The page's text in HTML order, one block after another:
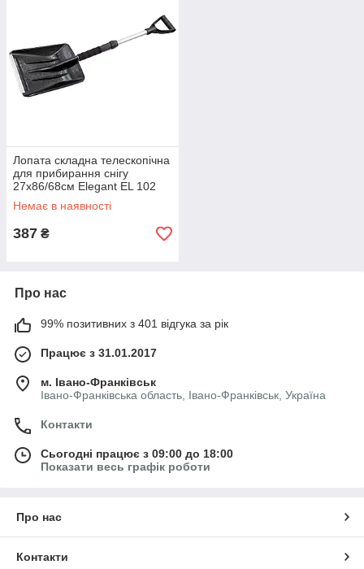
Лопата складна телескопічна
для прибирання снігу
27х86/68см Elegant EL 102
848
Немає в наявності
387 ₴
Про нас
99% позитивних з 401 відгука за рік
Працює з 31.01.2017
м. Івано-Франківськ
Івано-Франківська область, Івано-Франківськ, Україна
Контакти
Сьогодні працює з 09:00 до 18:00
Показати весь графік роботи
Про нас
Контакти